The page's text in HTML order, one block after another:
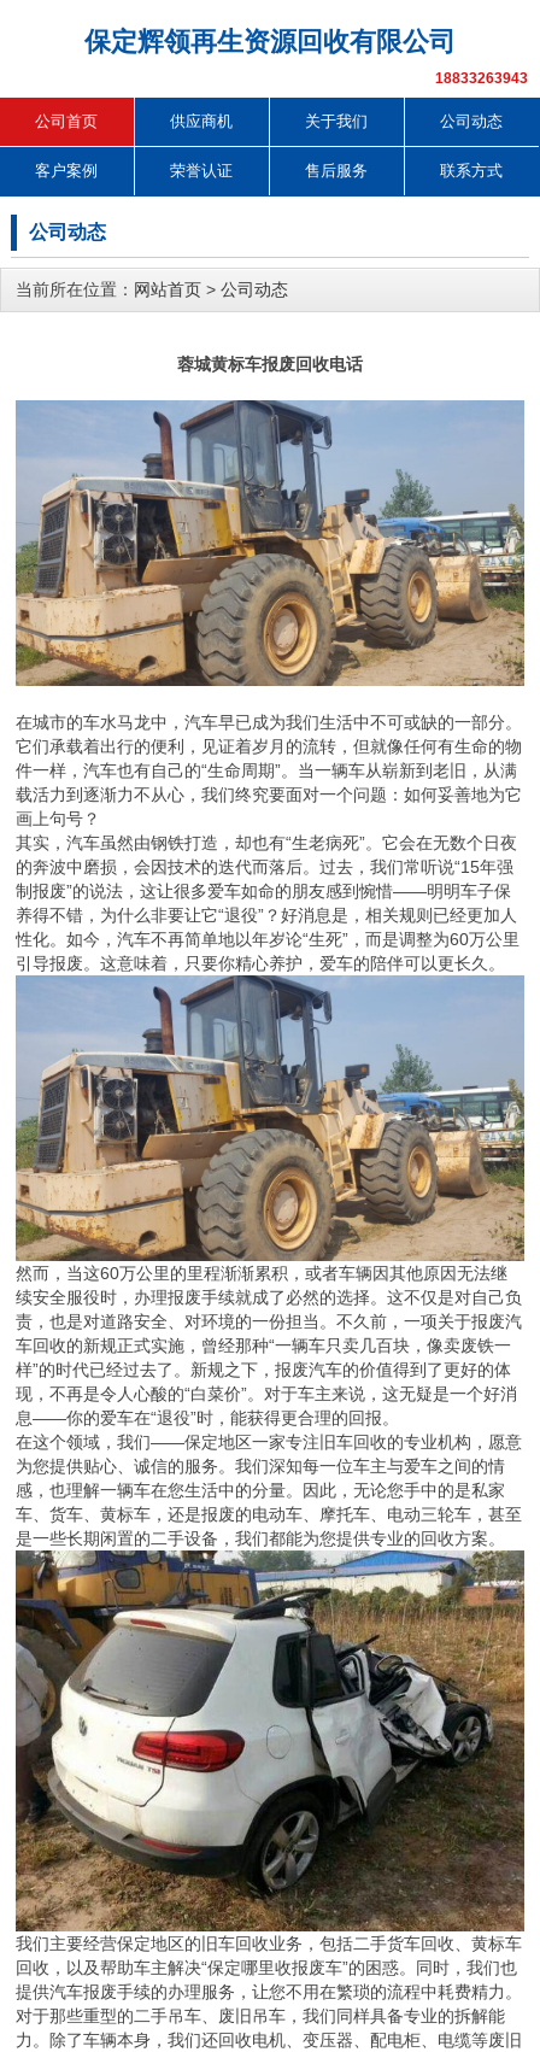
保定辉领再生资源回收有限公司
18833263943
公司首页 供应商机 关于我们 公司动态
客户案例 荣誉认证 售后服务 联系方式
公司动态
当前所在位置： 网站首页 > 公司动态
蓉城黄标车报废回收电话
在城市的车水马龙中，汽车早已成为我们生活中不可或缺的一部分。
它们承载着出行的便利，见证着岁月的流转，但就像任何有生命的物
件一样，汽车也有自己的“生命周期”。当一辆车从崭新到老旧，从满
载活力到逐渐力不从心，我们终究要面对一个问题：如何妥善地为它
画上句号？
其实，汽车虽然由钢铁打造，却也有“生老病死”。它会在无数个日夜
的奔波中磨损，会因技术的迭代而落后。过去，我们常听说“15年强
制报废”的说法，这让很多爱车如命的朋友感到惋惜——明明车子保
养得不错，为什么非要让它“退役”？好消息是，相关规则已经更加人
性化。如今，汽车不再简单地以年岁论“生死”，而是调整为60万公里
引导报废。这意味着，只要你精心养护，爱车的陪伴可以更长久。
然而，当这60万公里的里程渐渐累积，或者车辆因其他原因无法继
续安全服役时，办理报废手续就成了必然的选择。这不仅是对自己负
责，也是对道路安全、对环境的一份担当。不久前，一项关于报废汽
车回收的新规正式实施，曾经那种“一辆车只卖几百块，像卖废铁一
样”的时代已经过去了。新规之下，报废汽车的价值得到了更好的体
现，不再是令人心酸的“白菜价”。对于车主来说，这无疑是一个好消
息——你的爱车在“退役”时，能获得更合理的回报。
在这个领域，我们——保定地区一家专注旧车回收的专业机构，愿意
为您提供贴心、诚信的服务。我们深知每一位车主与爱车之间的情
感，也理解一辆车在您生活中的分量。因此，无论您手中的是私家
车、货车、黄标车，还是报废的电动车、摩托车、电动三轮车，甚至
是一些长期闲置的二手设备，我们都能为您提供专业的回收方案。
我们主要经营保定地区的旧车回收业务，包括二手货车回收、黄标车
回收，以及帮助车主解决“保定哪里收报废车”的困惑。同时，我们也
提供汽车报废手续的办理服务，让您不用在繁琐的流程中耗费精力。
对于那些重型的二手吊车、废旧吊车，我们同样具备专业的拆解能
力。除了车辆本身，我们还回收电机、变压器、配电柜、电缆等废旧